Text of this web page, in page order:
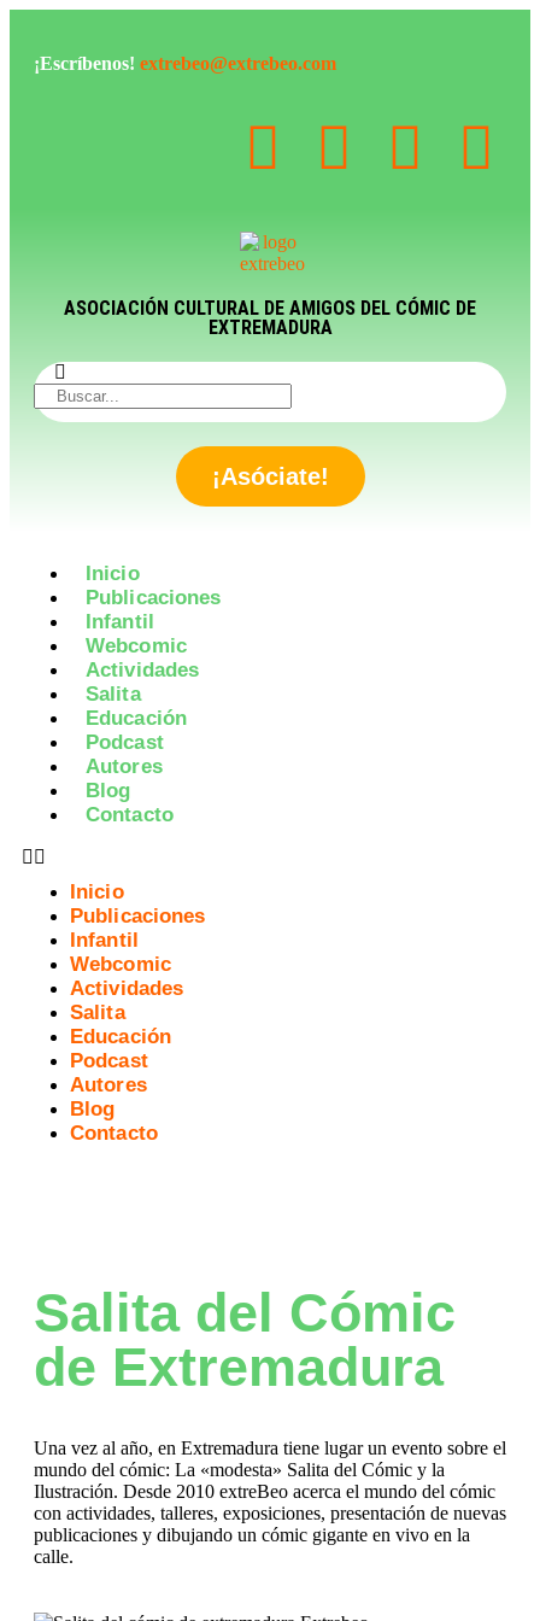
¡Escríbenos! extrebeo@extrebeo.com
ASOCIACIÓN CULTURAL DE AMIGOS DEL CÓMIC DE
EXTREMADURA
¡Asóciate!
Inicio
Publicaciones
Infantil
Webcomic
Actividades
Salita
Educación
Podcast
Autores
Blog
Contacto
Inicio
Publicaciones
Infantil
Webcomic
Actividades
Salita
Educación
Podcast
Autores
Blog
Contacto
Salita del Cómic
de Extremadura
Una vez al año, en Extremadura tiene lugar un evento sobre el
mundo del cómic: La «modesta» Salita del Cómic y la
Ilustración. Desde 2010 extreBeo acerca el mundo del cómic
con actividades, talleres, exposiciones, presentación de nuevas
publicaciones y dibujando un cómic gigante en vivo en la
calle.